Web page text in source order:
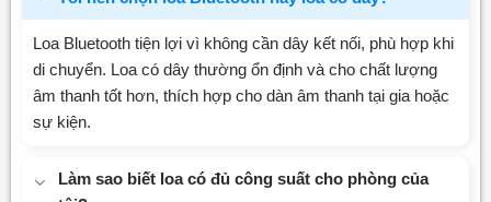
Loa Bluetooth tiện lợi vì không cần dây kết nối, phù hợp khi
di chuyển. Loa có dây thường ổn định và cho chất lượng
âm thanh tốt hơn, thích hợp cho dàn âm thanh tại gia hoặc
sự kiện.
Làm sao biết loa có đủ công suất cho phòng của